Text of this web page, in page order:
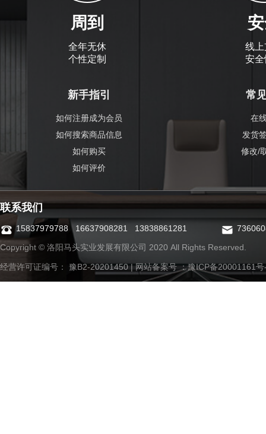
周到
全年无休
个性定制
线
安
新手指引
如何注册成为会员
如何搜索商品信息
如何购买
如何评价
常
在
发货
修改/
联系我们
15837979788 16637908281 13838861281
Copyright © 洛阳马头实业发展有限公司 2020 All Rights Reserved.
经营许可证编号： 豫B2-20201450 | 网站备案号 ：豫ICP备20001161号